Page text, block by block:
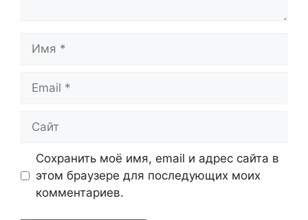
Имя
Email
Сайт
Сохранить моё имя, email и адрес сайта в
этом браузере для последующих моих
комментариев.